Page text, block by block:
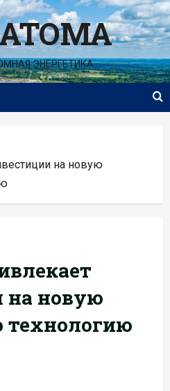
ЭНЕРГЕТИКА
на новую
на новую
технологию